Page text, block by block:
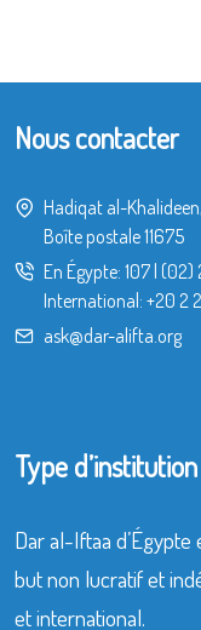
Nous contacter
Hadiqat al-
Boîte postale 11675
En Égypte: 107| (02)
International: +20 2
ask@dar-alifta.org
Type d’institution
Dar al-Iftaa
but non lucratif et
et international.